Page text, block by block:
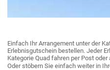
Einfach Ihr Arrangement unter der
Erlebnisgutschein bestellen. Jeder
Kategorie Quad fahren per Post
Oder stöbern Sie einfach weiter in